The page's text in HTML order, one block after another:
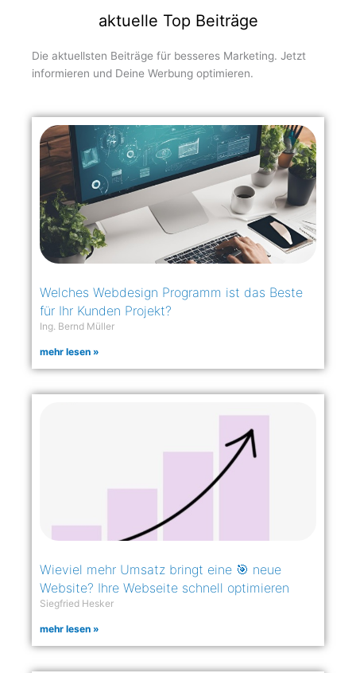
aktuelle Top Beiträge
Die aktuellsten Beiträge für besseres Marketing. Jetzt
informieren und Deine Werbung optimieren.
Welches Webdesign Programm ist das Beste
für Ihr Kunden Projekt?
Ing. Bernd Müller
mehr lesen »
Wieviel mehr Umsatz bringt eine 🎯 neue
Website? Ihre Webseite schnell optimieren
Siegfried Hesker
mehr lesen »